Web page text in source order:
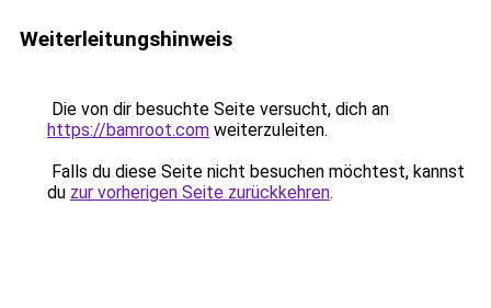
Weiterleitungshinweis
Die von dir besuchte Seite versucht, dich an
https://bamroot.com weiterzuleiten.
Falls du diese Seite nicht besuchen möchtest, kannst
du zur vorherigen Seite zurückkehren.